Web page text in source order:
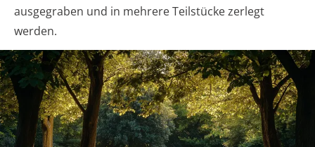
ausgegraben und in mehrere Teilstücke zerlegt
werden.